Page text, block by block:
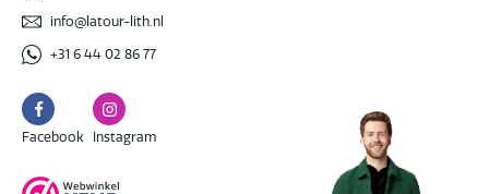
info@latour-lith.nl
+31 6 44 02 86 77
Facebook
Facebook
Instagram
Instagram